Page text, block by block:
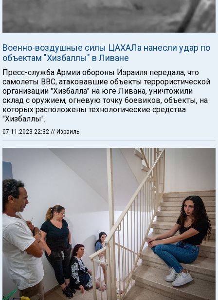
Военно-воздушные силы ЦАХАЛа нанесли удар по
объектам "Хизбаллы" в Ливане
Пресс-служба Армии обороны Израиля передала, что
самолеты ВВС, атаковавшие объекты террористической
организации "Хизбалла" на юге Ливана, уничтожили
склад с оружием, огневую точку боевиков, объекты, на
которых расположены технологические средства
"Хизбаллы".
07.11.2023 22:32 // Израиль